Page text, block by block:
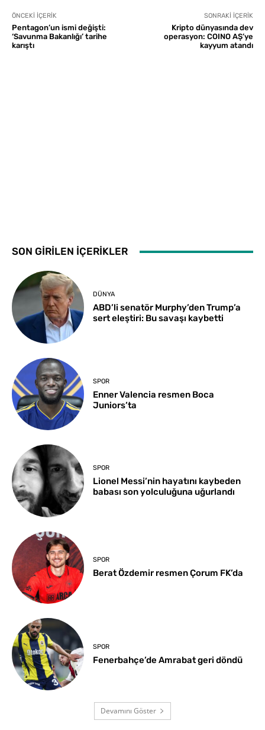
ÖNCEKI İÇERIK
Pentagon’un ismi değişti:
‘Savunma Bakanlığı’ tarihe
karıştı
SONRAKI İÇERIK
Kripto dünyasında dev
operasyon: COINO AŞ’ye
kayyum atandı
SON GİRİLEN İÇERİKLER
DÜNYA
ABD’li senatör Murphy’den Trump’a
sert eleştiri: Bu savaşı kaybetti
SPOR
Enner Valencia resmen Boca
Juniors’ta
SPOR
Lionel Messi’nin hayatını kaybeden
babası son yolculuğuna uğurlandı
SPOR
Berat Özdemir resmen Çorum FK’da
SPOR
Fenerbahçe’de Amrabat geri döndü
Devamını Göster